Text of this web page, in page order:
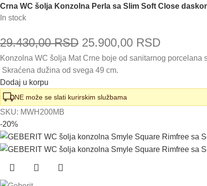
Crna WC šolja Konzolna Perla sa Slim Soft Close
In stock
29.430,00RSD Originalna
cena
je
bila:
25.900,00 RSD
cena
Konzolna WC šolja Mat Crne boje od sanitarnog
Skraćena dužina od svega 49 cm.
Dodaj u korpu
NE može se slati kurirskim službama
SKU: MWH200MB
-20%